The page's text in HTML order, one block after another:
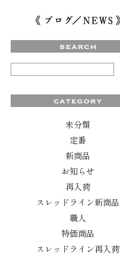
未分類
定番
新商品
お知らせ
再入荷
スレッドライン新商品
職人
特価商品
スレッドライン再入荷